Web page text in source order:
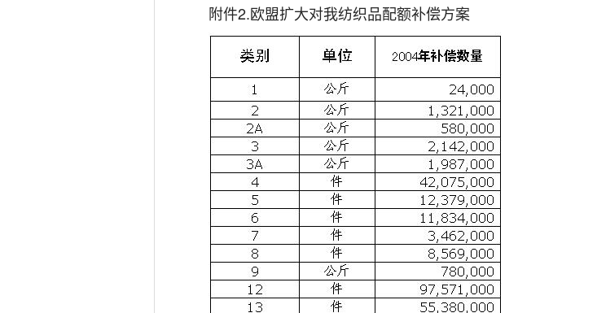
附件2.欧盟扩大对我纺织品配额补偿方案